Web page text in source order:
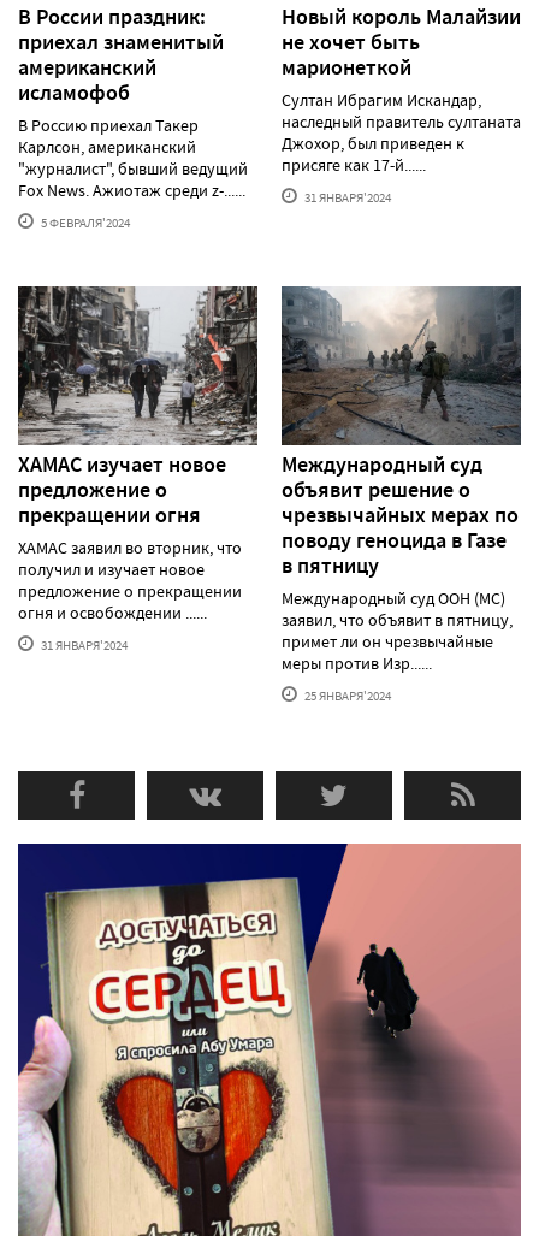
В России праздник:
приехал знаменитый
американский
исламофоб
В Россию приехал Такер
Карлсон, американский
"журналист", бывший ведущий
Fox News. Ажиотаж среди z-......
5 ФЕВРАЛЯ'2024
Новый король Малайзии
не хочет быть
марионеткой
Султан Ибрагим Искандар,
наследный правитель султаната
Джохор, был приведен к
присяге как 17-й......
31 ЯНВАРЯ'2024
ХАМАС изучает новое
предложение о
прекращении огня
ХАМАС заявил во вторник, что
получил и изучает новое
предложение о прекращении
огня и освобождении ......
31 ЯНВАРЯ'2024
Международный суд
объявит решение о
чрезвычайных мерах по
поводу геноцида в Газе
в пятницу
Международный суд ООН (МС)
заявил, что объявит в пятницу,
примет ли он чрезвычайные
меры против Изр......
25 ЯНВАРЯ'2024